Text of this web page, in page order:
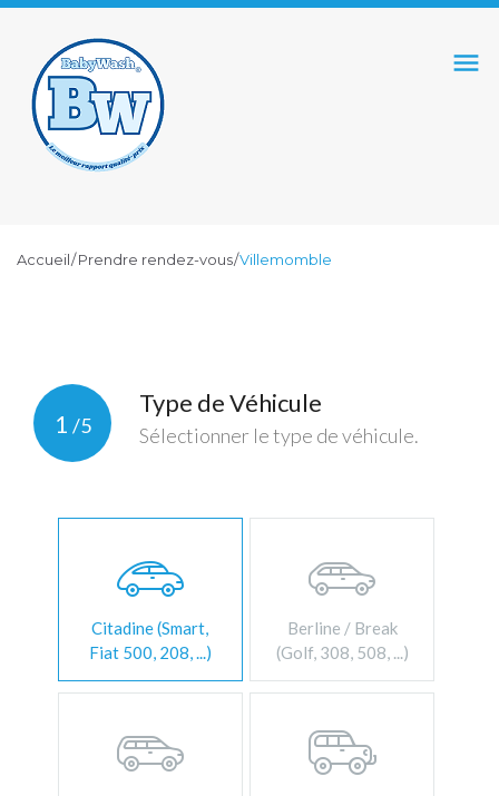
S
menu
Accueil/Prendre rendez-vous/Villemomble
1 /5
Type de Véhicule
Sélectionner le type de véhicule.
Citadine (Smart,
Fiat 500, 208, ...)
Berline / Break
(Golf, 308, 508, ...)